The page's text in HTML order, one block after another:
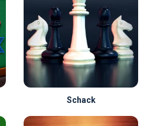
Schack